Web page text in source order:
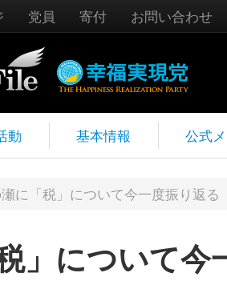
党員 寄付 お問い合わせ
動 基本情報 公式
に「税」について今一度振り返る
」について今